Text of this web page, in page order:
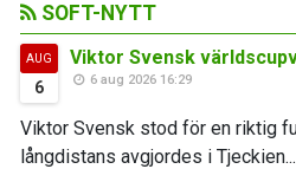
SOFT-NYTT
AUG
6
Viktor Svensk
6 aug 2026 16:29
Viktor Svensk stod för en riktig
långdistans avgjordes i Tjeckien...